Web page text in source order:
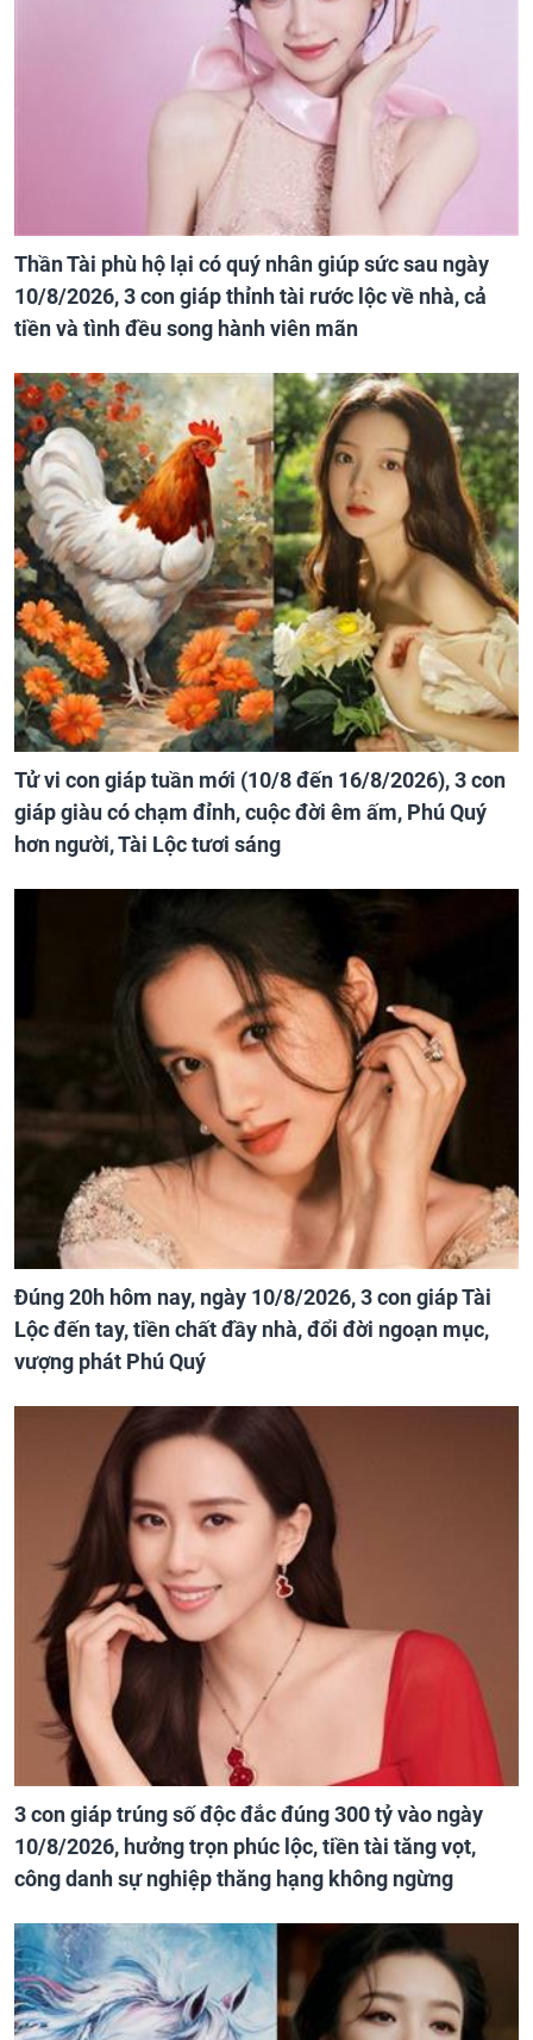
Thần Tài phù hộ lại có quý nhân giúp sức sau ngày
10/8/2026, 3 con giáp thỉnh tài rước lộc về nhà, cả
tiền và tình đều song hành viên mãn
Tử vi con giáp tuần mới (10/8 đến 16/8/2026), 3 con
giáp giàu có chạm đỉnh, cuộc đời êm ấm, Phú Quý
hơn người, Tài Lộc tươi sáng
Đúng 20h hôm nay, ngày 10/8/2026, 3 con giáp Tài
Lộc đến tay, tiền chất đầy nhà, đổi đời ngoạn mục,
vượng phát Phú Quý
3 con giáp trúng số độc đắc đúng 300 tỷ vào ngày
10/8/2026, hưởng trọn phúc lộc, tiền tài tăng vọt,
công danh sự nghiệp thăng hạng không ngừng